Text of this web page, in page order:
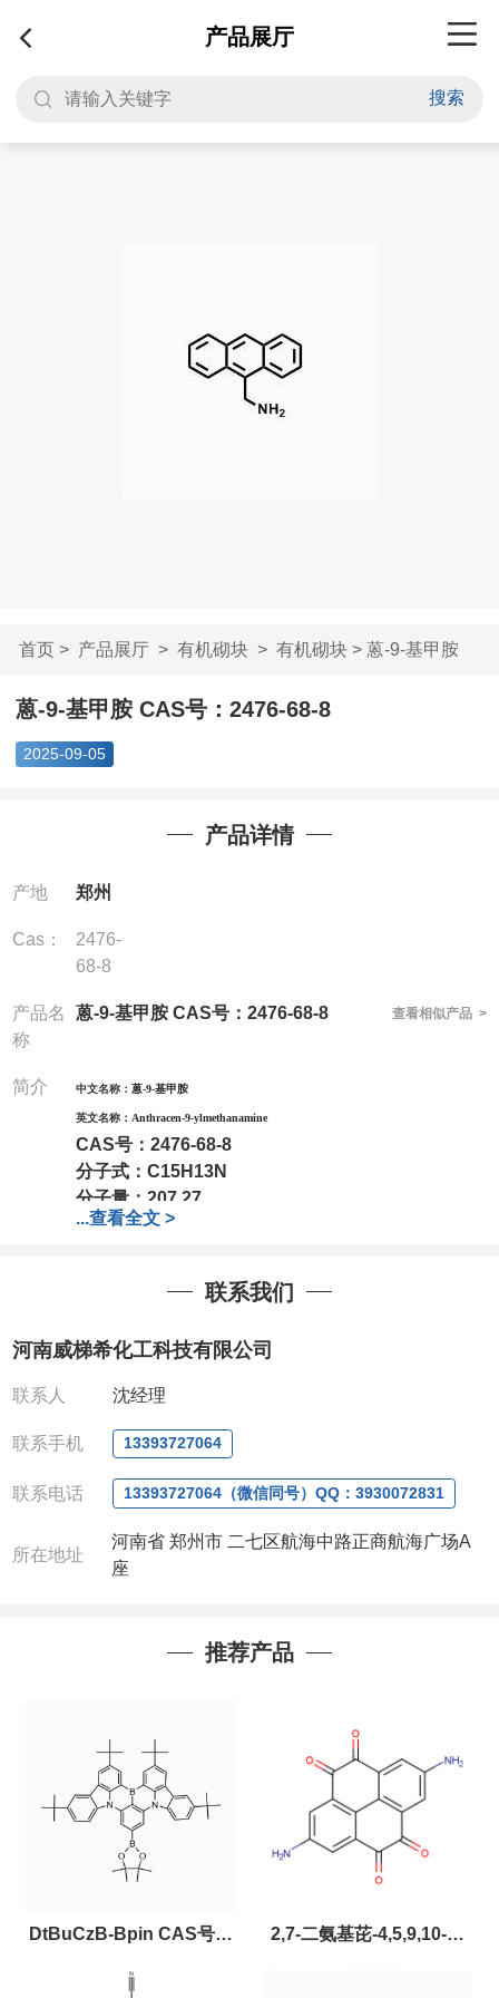
产品展厅
搜索
首页> 产品展厅> 有机砌块> 有机砌块> 蒽-9-基甲胺
CAS号：2476-68-...
蒽-9-基甲胺 CAS号：2476-68-8
2025-09-05
产品详情
产地 郑州
Cas：
2476-
68-8
产品名
称
蒽-9-基甲胺 CAS号：2476-68-8 查看相似产品 >
简介 中文名称： 蒽-9-基甲胺
英文名称： Anthracen-9-ylmethanamine
CAS号： 2476-68-8
分子式： C15H13N
分子量： 207.27
包装：1Mg ; 5Mg;10Mg ;100Mg;250Mg ;500Mg
我司对高校及科研单位先发货和
作中有用到的试剂,欢迎前来询购,如若出现质量问题,
63377391/13393727064
QQ:3930072831
联系人: 沈晓东(欢迎致电,或QQ、微信联系)
...查看全文 >
联系我们
河南威梯希化工科技有限公司
联系人 沈经理
联系手机 13393727064
联系电话 13393727064（微信同号）QQ：3930072831
所在地址
河南省 郑州市 二七区航海中路正商航海广场A
座
推荐产品
DtBuCzB-Bpin CAS号：
2643331-97-7
2,7-二氨基芘-4,5,9,10-四